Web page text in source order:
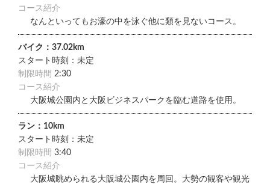
コース紹介
なんといってもお濠の中を泳ぐ他に類を見ないコース。
バイク：37.02km
スタート時刻：未定
制限時間 2:30
コース紹介
大阪城公園内と大阪ビジネスパークを臨む道路を使用。
ラン：10km
スタート時刻：未定
制限時間 3:40
コース紹介
大阪城眺められる大阪城公園内を周回。大勢の観客や観光